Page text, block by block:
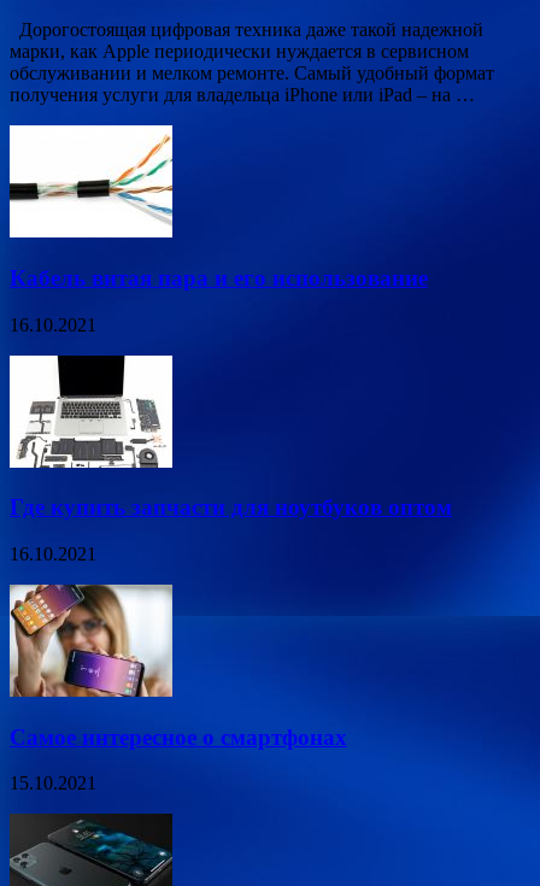
Дорогостоящая цифровая техника даже такой надежной
марки, как Apple периодически нуждается в сервисном
обслуживании и мелком ремонте. Самый удобный формат
получения услуги для владельца iPhone или iPad – на …
Кабель витая пара и его использование
16.10.2021
Где купить запчасти для ноутбуков оптом
16.10.2021
Самое интересное о смартфонах
15.10.2021